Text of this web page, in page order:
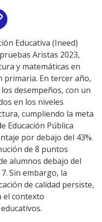
Link
Educativa (Ineed)
Aristas 2023,
y matemáticas en
primaria. En tercer año,
desempeños, con un
en los niveles
cumpliendo la meta
Educación Pública
por debajo del 43%.
de 8 puntos
alumnos debajo del
Sin embargo, la
de calidad persiste,
el contexto